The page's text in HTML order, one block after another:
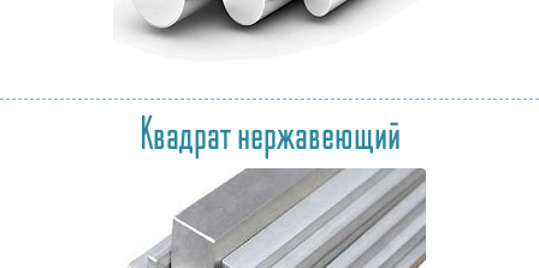
Квадрат нержавеющий